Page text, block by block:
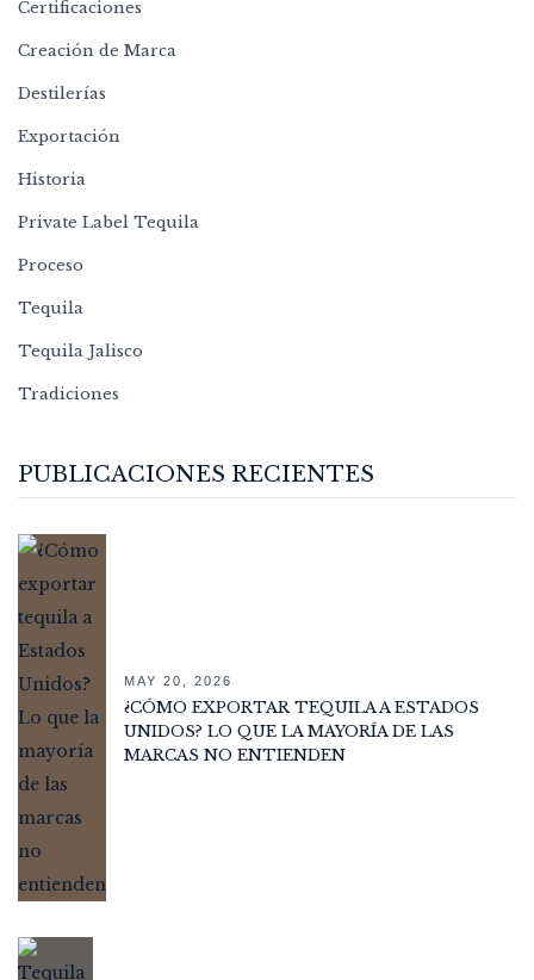
Certificaciones
Creación de Marca
Destilerías
Exportación
Historia
Private Label Tequila
Proceso
Tequila
Tequila Jalisco
Tradiciones
PUBLICACIONES RECIENTES
MAY 20, 2026
¿CÓMO EXPORTAR TEQUILA A ESTADOS
UNIDOS? LO QUE LA MAYORÍA DE LAS
MARCAS NO ENTIENDEN